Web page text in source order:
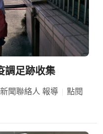
調足跡收集
聞聯絡人 報導
點閱